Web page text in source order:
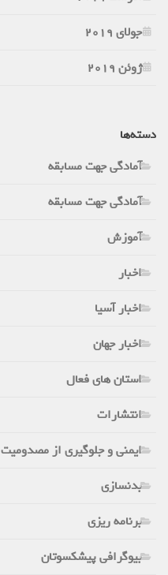
جولای 2019
ژوئن 2019
دسته‌ها
آمادگی جهت مسابقه
آمادگی جهت مسابقه
آموزش
اخبار
اخبار آسیا
اخبار جهان
استان های فعال
انتشارات
ایمنی و جلوگیری از مصدومیت
بدنسازی
برنامه ریزی
بیوگرافی پیشکسوتان